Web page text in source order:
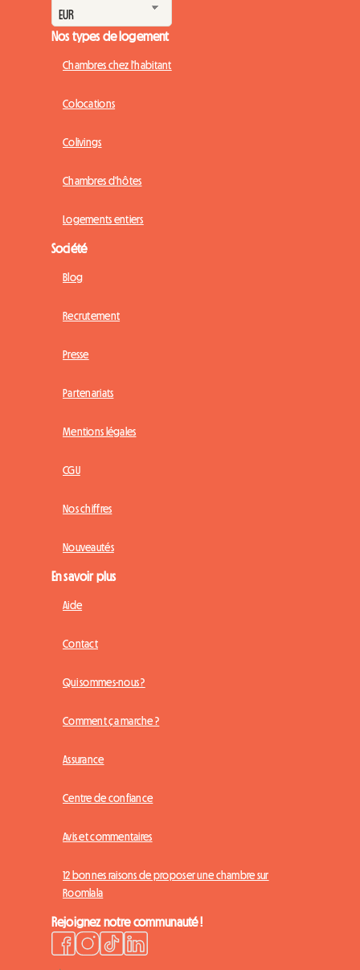
Nos types de logement
Chambres chez l'habitant
Colocations
Colivings
Chambres d'hôtes
Logements entiers
Société
Blog
Recrutement
Presse
Partenariats
Mentions légales
CGU
Nos chiffres
Nouveautés
En savoir plus
Aide
Contact
Qui sommes-nous ?
Comment ça marche ?
Assurance
Centre de confiance
Avis et commentaires
12 bonnes raisons de proposer une chambre sur
Roomlala
Rejoignez notre communauté !